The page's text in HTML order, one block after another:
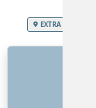
EXTRA SERVICES